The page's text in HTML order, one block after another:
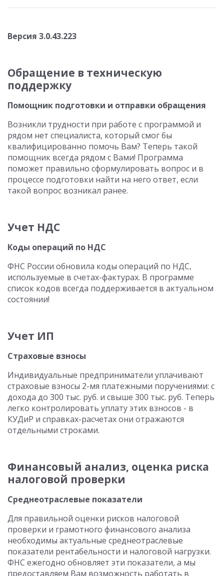
Версия 3.0.43.223
Обращение в техническую
поддержку
Помощник подготовки и отправки обращения
Возникли трудности при работе с программой и
рядом нет специалиста, который смог бы
квалифицированно помочь Вам? Теперь такой
помощник всегда рядом с Вами! Программа
поможет правильно сформулировать вопрос и в
процессе подготовки найти на него ответ, если
такой вопрос возникал ранее.
Учет НДС
Коды операций по НДС
ФНС России обновила коды операций по НДС,
используемые в счетах-фактурах. В программе
список кодов всегда поддерживается в актуальном
состоянии!
Учет ИП
Страховые взносы
Индивидуальные предприниматели уплачивают
страховые взносы 2-мя платежными поручениями: с
дохода до 300 тыс. руб. и свыше 300 тыс. руб. Теперь
легко контролировать уплату этих взносов - в
КУДиР и справках-расчетах они отражаются
отдельными строками.
Финансовый анализ, оценка риска
налоговой проверки
Среднеотраслевые показатели
Для правильной оценки рисков налоговой
проверки и грамотного финансового анализа
необходимы актуальные среднеотраслевые
показатели рентабельности и налоговой нагрузки.
ФНС ежегодно обновляет эти показатели, а мы
предоставляем Вам возможность работать в